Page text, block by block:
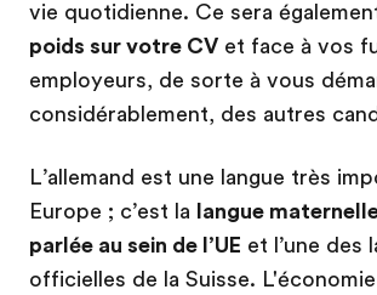
vie quotidienne. Ce sera
poids sur votre CV et face à vos
employeurs, de sorte à vous
considérablement, des autres
L’allemand est une langue très
Europe ; c’est la langue
parlée au sein de l’UE et l’une des
officielles de la Suisse.